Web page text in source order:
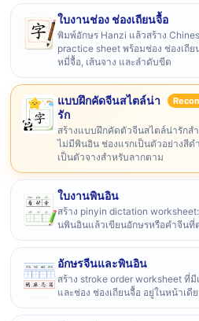
ใบงานช่อง ช่องเถียนจื้อ
พิมพ์อักษร Hanzi แล้วสร้าง
practice sheet พร้อมช่อง ช่องเถีย
หมี่จื้อ, เส้นจาง และลำดับขีด
แบบฝึกคัดจีนสไตล์น่า
รัก
สร้างแบบฝึกคัดตัวจีนสไตล์น่ารักส
ไม่มีพินอิน ช่องแรกเป็นตัวอย่างสีด
เป็นตัวจางสำหรับลากตาม
ใบงานพินอิน
สร้าง pinyin dictation worksheet:
นพินอินแล้วเขียนอักษรหรือคำจีนที่
อักษรจีนและพินอิน
สร้าง stroke order worksheet ที่
และช่อง ช่องเถียนจื้อ อยู่ในหน้าเดี